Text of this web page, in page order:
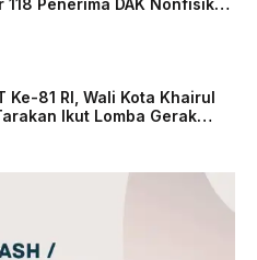
Ke-81 RI, Wali Kota Khairul
Ikut Lomba Gerak